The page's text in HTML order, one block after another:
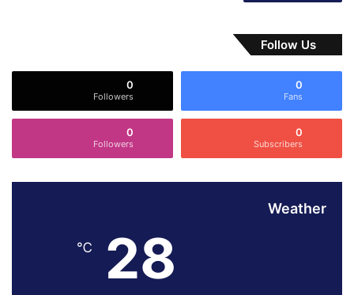
Follow Us
0
Fans
0
Followers
0
Subscribers
0
Followers
Weather
28
℃